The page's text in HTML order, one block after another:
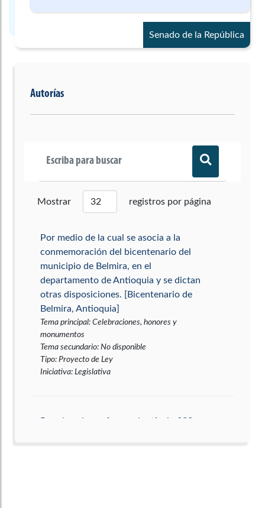
Senado de la República
Autorías
Mostrar registros por página
Por medio de la cual se asocia a la
conmemoración del bicentenario del
municipio de Belmira, en el
departamento de Antioquia y se dictan
otras disposiciones. [Bicentenario de
Belmira, Antioquia]
Tema principal: Celebraciones, honores y
monumentos
Tema secundario: No disponible
Tipo: Proyecto de Ley
Iniciativa: Legislativa
Por el cual se reforma el artículo 323